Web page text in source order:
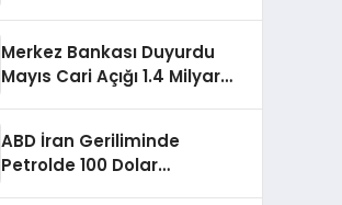
Merkez Bankası Duyurdu
Mayıs Cari Açığı 1.4 Milyar
ABD İran Geriliminde
Petrolde 100 Dolar